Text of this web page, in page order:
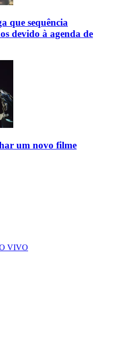
que sequência
devido à agenda de
um novo filme
VIVO